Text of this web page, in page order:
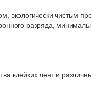
экологически чистым
разряда,
клейких лент и